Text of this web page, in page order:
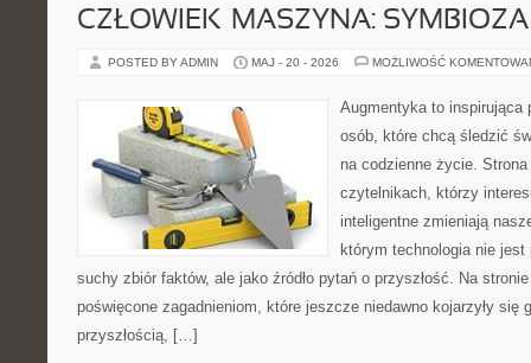
CZŁOWIEK–MASZYNA: SYMBIOZA
POSTED BY ADMIN MAJ - 20 - 2026 MOŻLIWOŚĆ
Augmentyka to inspirująca
osób, które chcą śledzić
na codzienne życie.
czytelnikach, którzy
inteligentne zmieniają
którym technologia nie
suchy zbiór faktów, ale jako źródło pytań o przyszłość. Na
poświęcone zagadnieniom, które jeszcze niedawno kojarzyły się
przyszłością, […]